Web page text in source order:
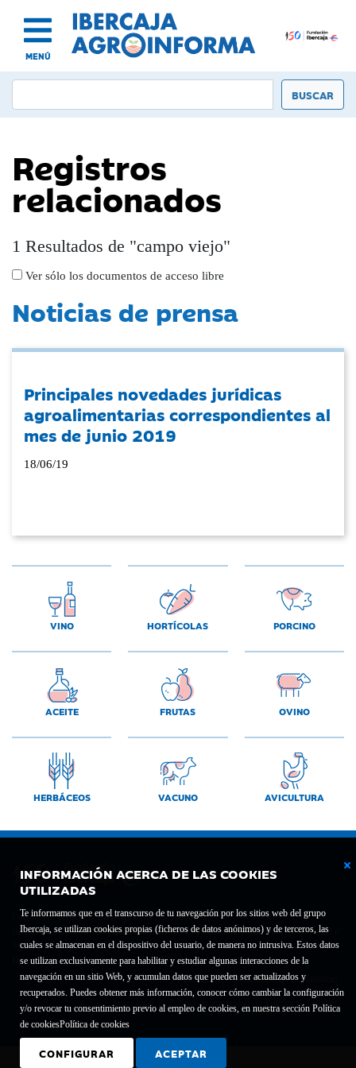
MENÚ
INFORMACIÓN ACERCA DE LAS COOKIES
UTILIZADAS
Te informamos que en el transcurso de tu navegación por los sitios web del grupo
Ibercaja, se utilizan cookies propias (ficheros de datos anónimos) y de terceros, las
cuales se almacenan en el dispositivo del usuario, de manera no intrusiva. Estos datos
se utilizan exclusivamente para habilitar y estudiar algunas interacciones de la
navegación en un sitio Web, y acumulan datos que pueden ser actualizados y
recuperados. Puedes obtener más información, conocer cómo cambiar la configuración
y/o revocar tu consentimiento previo al empleo de cookies, en nuestra sección Política
de cookiesPolítica de cookies
CONFIGURAR ACEPTAR
Registros
relacionados
1 Resultados de "campo viejo"
Ver sólo los documentos de acceso libre
Noticias de prensa
Principales novedades jurídicas
agroalimentarias correspondientes al
mes de junio 2019
18/06/19
VINO HORTÍCOLAS PORCINO
ACEITE FRUTAS OVINO
HERBÁCEOS VACUNO AVICULTURA
Fundación Bancaria Ibercaja C.I.F. G-50000652.
Inscrita en el Registro de Fundaciones del Mº de Educación, Cultura y Deporte con el nº
1689.
Domicilio social: Joaquín Costa, 13. 50001 Zaragoza.
Contacto
Declaración de accesibilidad
Aviso legal Política de privacidad Política de Cookies